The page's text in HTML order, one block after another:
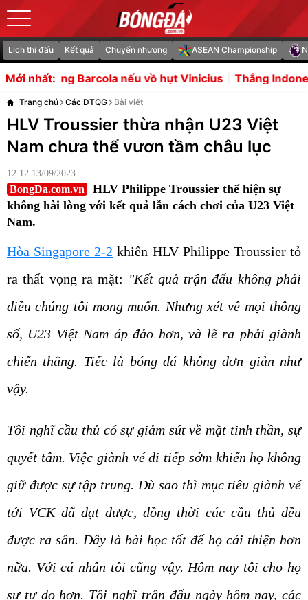
Lịch thi đấu Kết quả Chuyển nhượng ASEAN Championship
Mới nhất:
nếu vồ hụt Vinicius Thắng Indonesia, tuyển Việt Nam
Trang chủ Các ĐTQG Bài viết
HLV Troussier thừa nhận U23 Việt
Nam chưa thể vươn tầm châu lục
12:12 13/09/2023
BongDa.com.vn
HLV Philippe Troussier thể hiện sự
không hài lòng với kết quả lẫn cách chơi của U23 Việt
Nam.
Hòa Singapore 2-2 khiến HLV Philippe Troussier tỏ
ra thất vọng ra mặt: "Kết quả trận đấu không phải
điều chúng tôi mong muốn. Nhưng xét về mọi thông
số, U23 Việt Nam áp đảo hơn, và lẽ ra phải giành
chiến thắng. Tiếc là bóng đá không đơn giản như
vậy.
Tôi nghĩ cầu thủ có sự giảm sút về mặt tinh thần, sự
quyết tâm. Việc giành vé đi tiếp sớm khiến họ không
giữ được sự tập trung. Dù sao thì mục tiêu giành vé
tới VCK đã đạt được, đồng thời các cầu thủ đều
được ra sân. Đây là bài học tốt để họ cải thiện hơn
nữa. Với cá nhân tôi cũng vậy. Hôm nay tôi cho họ
sự tự do hơn. Tôi nghĩ trận đấu ngày hôm nay, các